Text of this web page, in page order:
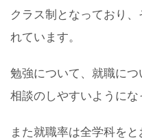
クラス制となっており
れています。
勉強について、就職に
相談のしやすいようにな
また就職率は全学科を